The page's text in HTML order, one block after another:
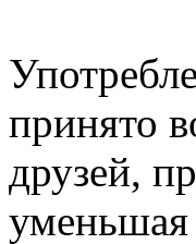
принято
друзей,
уменьшая